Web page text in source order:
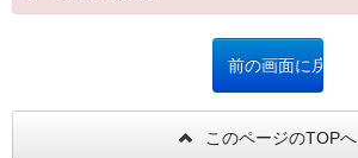
このページのTOPへ